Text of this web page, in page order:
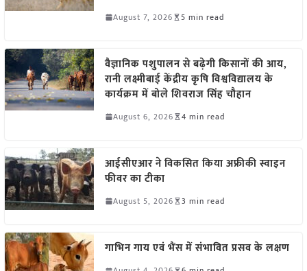
August 7, 2026 5 min read
वैज्ञानिक पशुपालन से बढ़ेगी किसानों की आय,
रानी लक्ष्मीबाई केंद्रीय कृषि विश्वविद्यालय के
कार्यक्रम में बोले शिवराज सिंह चौहान
August 6, 2026 4 min read
आईसीएआर ने विकसित किया अफ्रीकी स्वाइन
फीवर का टीका
August 5, 2026 3 min read
गाभिन गाय एवं भैंस में संभावित प्रसव के लक्षण